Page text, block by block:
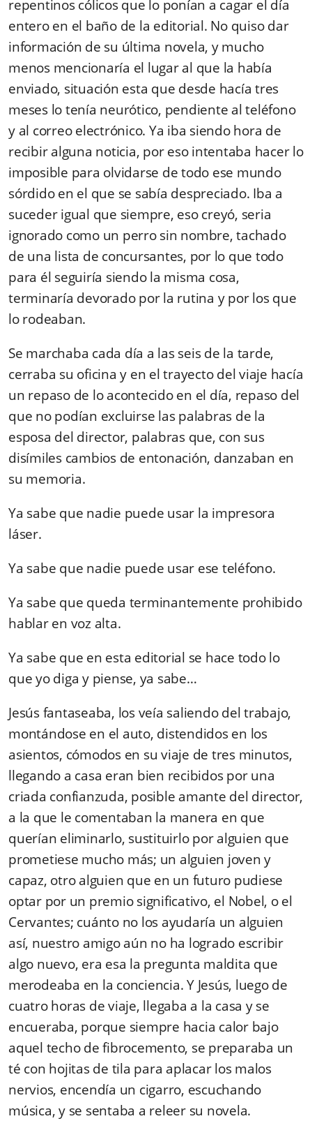
repentinos cólicos que lo ponían a cagar el día
entero en el baño de la editorial. No quiso dar
información de su última novela, y mucho
menos mencionaría el lugar al que la había
enviado, situación esta que desde hacía tres
meses lo tenía neurótico, pendiente al teléfono
y al correo electrónico. Ya iba siendo hora de
recibir alguna noticia, por eso intentaba hacer lo
imposible para olvidarse de todo ese mundo
sórdido en el que se sabía despreciado. Iba a
suceder igual que siempre, eso creyó, seria
ignorado como un perro sin nombre, tachado
de una lista de concursantes, por lo que todo
para él seguiría siendo la misma cosa,
terminaría devorado por la rutina y por los que
lo rodeaban.
Se marchaba cada día a las seis de la tarde,
cerraba su oficina y en el trayecto del viaje hacía
un repaso de lo acontecido en el día, repaso del
que no podían excluirse las palabras de la
esposa del director, palabras que, con sus
disímiles cambios de entonación, danzaban en
su memoria.
Ya sabe que nadie puede usar la impresora
láser.
Ya sabe que nadie puede usar ese teléfono.
Ya sabe que queda terminantemente prohibido
hablar en voz alta.
Ya sabe que en esta editorial se hace todo lo
que yo diga y piense, ya sabe…
Jesús fantaseaba, los veía saliendo del trabajo,
montándose en el auto, distendidos en los
asientos, cómodos en su viaje de tres minutos,
llegando a casa eran bien recibidos por una
criada confianzuda, posible amante del director,
a la que le comentaban la manera en que
querían eliminarlo, sustituirlo por alguien que
prometiese mucho más; un alguien joven y
capaz, otro alguien que en un futuro pudiese
optar por un premio significativo, el Nobel, o el
Cervantes; cuánto no los ayudaría un alguien
así, nuestro amigo aún no ha logrado escribir
algo nuevo, era esa la pregunta maldita que
merodeaba en la conciencia. Y Jesús, luego de
cuatro horas de viaje, llegaba a la casa y se
encueraba, porque siempre hacia calor bajo
aquel techo de fibrocemento, se preparaba un
té con hojitas de tila para aplacar los malos
nervios, encendía un cigarro, escuchando
música, y se sentaba a releer su novela.